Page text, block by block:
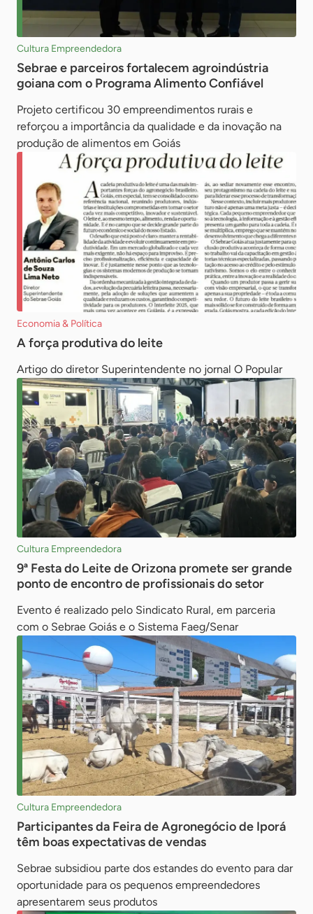
Cultura Empreendedora
Sebrae e parceiros fortalecem agroindústria
goiana com o Programa Alimento Confiável
Projeto certificou 30 empreendimentos rurais e
reforçou a importância da qualidade e da inovação na
produção de alimentos em Goiás
Economia & Política
A força produtiva do leite
Artigo do diretor Superintendente no jornal O Popular
Cultura Empreendedora
9ª Festa do Leite de Orizona promete ser grande
ponto de encontro de profissionais do setor
Evento é realizado pelo Sindicato Rural, em parceria
com o Sebrae Goiás e o Sistema Faeg/Senar
Cultura Empreendedora
Participantes da Feira de Agronegócio de Iporá
têm boas expectativas de vendas
Sebrae subsidiou parte dos estandes do evento para dar
oportunidade para os pequenos empreendedores
apresentarem seus produtos